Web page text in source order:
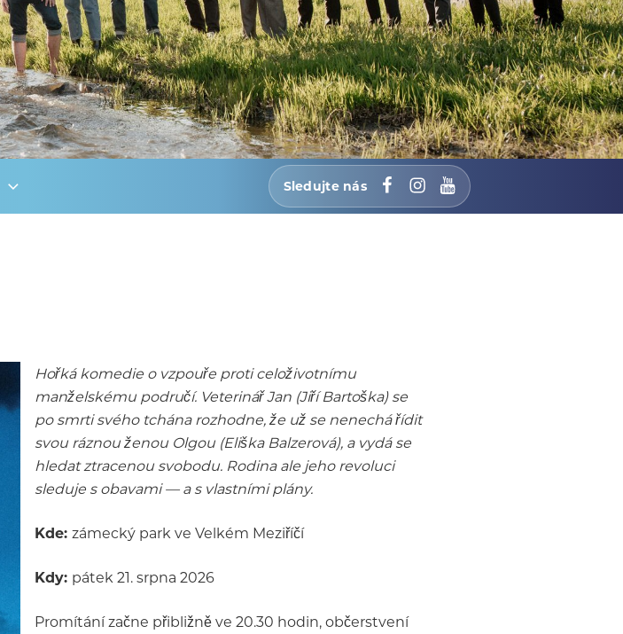
Sledujte nás Facebook
Instagram
YouTube
Hořká komedie o vzpouře proti celoživotnímu
manželskému područí. Veterinář Jan (Jiří Bartoška) se
po smrti svého tchána rozhodne, že už se nenechá řídit
svou ráznou ženou Olgou (Eliška Balzerová), a vydá se
hledat ztracenou svobodu. Rodina ale jeho revoluci
sleduje s obavami — a s vlastními plány.
Kde: zámecký park ve Velkém Meziříčí
Kdy: pátek 21. srpna 2026
Promítání začne přibližně ve 20.30 hodin, občerstvení